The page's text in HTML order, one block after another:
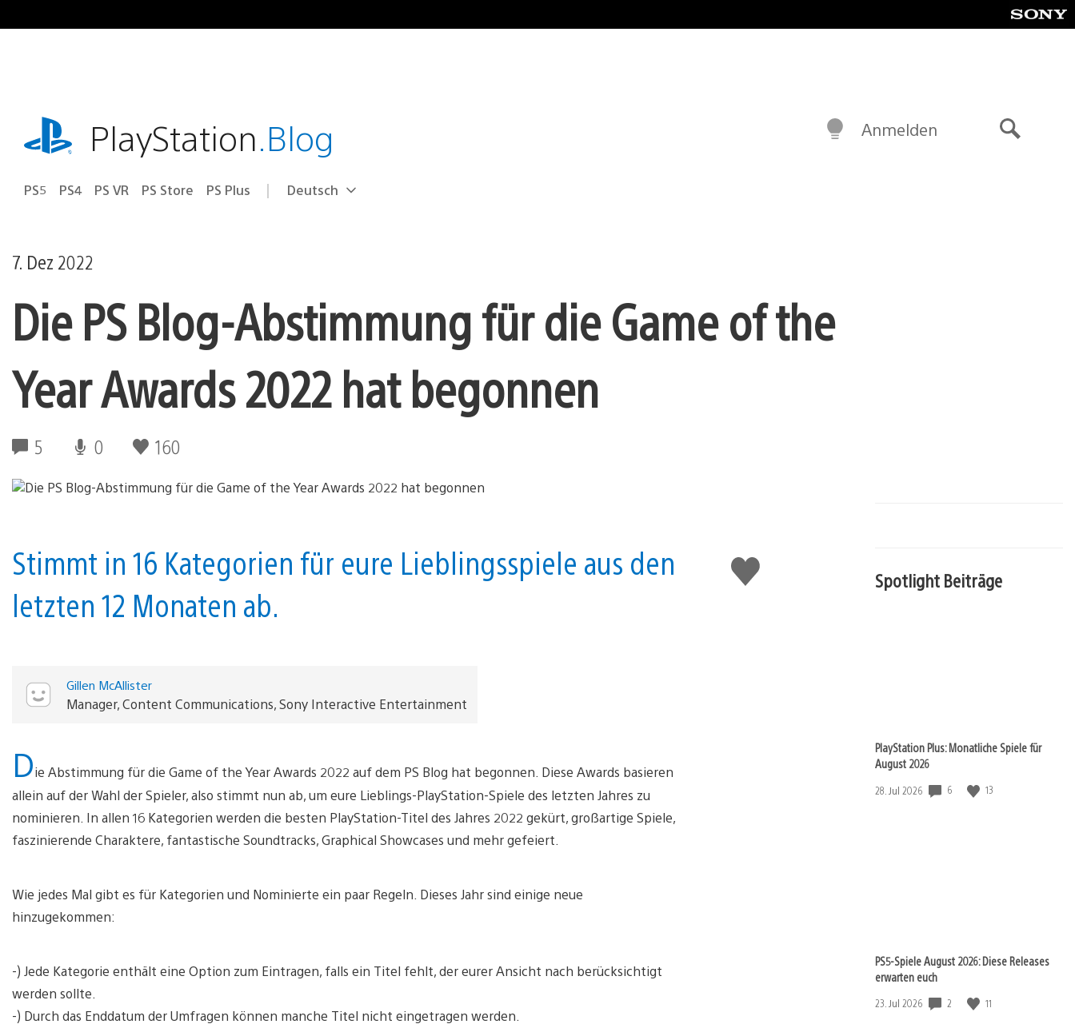
Inhalt
playstation.comPlayStation.Blog
PS5 PS4 PS VR PS Store PS Plus Select
Aktuelle
Deutsch
Anmelden
7. Dez 2022
Die PS Blog-Abstimmung für die Game of the
Year Awards 2022 hat begonnen
5 0 160
Gefällt
mir
Stimmt in 16 Kategorien für eure Lieblingsspiele aus den
letzten 12 Monaten ab.
Gillen McAllister
Manager, Content Communications, Sony Interactive Entertainment
Die Abstimmung für die Game of the Year Awards 2022 auf dem PS Blog hat begonnen. Diese Awards basieren
allein auf der Wahl der Spieler, also stimmt nun ab, um eure Lieblings-PlayStation-Spiele des letzten Jahres zu
nominieren. In allen 16 Kategorien werden die besten PlayStation-Titel des Jahres 2022 gekürt, großartige Spiele,
faszinierende Charaktere, fantastische Soundtracks, Graphical Showcases und mehr gefeiert.
Wie jedes Mal gibt es für Kategorien und Nominierte ein paar Regeln. Dieses Jahr sind einige neue
hinzugekommen:
-) Jede Kategorie enthält eine Option zum Eintragen, falls ein Titel fehlt, der eurer Ansicht nach berücksichtigt
werden sollte.
-) Durch das Enddatum der Umfragen können manche Titel nicht eingetragen werden.
Spotlight Beiträge
PlayStation Plus: Monatliche Spiele für
August 2026
Veröffentlichungsdatum:
28. Jul 2026 6 13
PS5-Spiele August 2026: Diese Releases
erwarten euch
Veröffentlichungsdatum:
23. Jul 2026 2 11